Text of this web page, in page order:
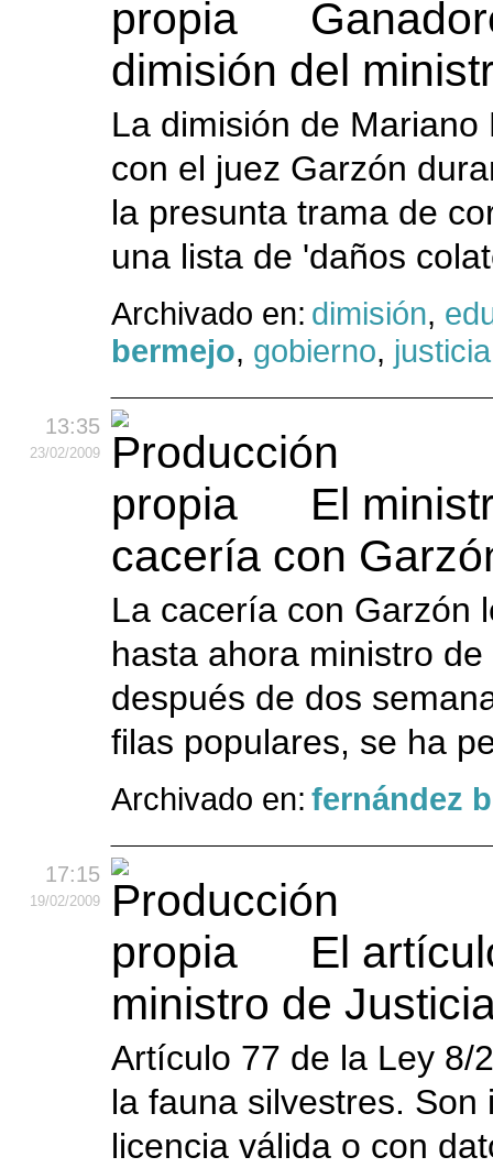
dimisión del
La dimisión de
con el juez Garzón
la presunta trama de
una lista de 'daños
Archivado en: dimisión,
bermejo, gobierno, justicia
13:35
23/02/2009
El
cacería con
La cacería con Garzón
hasta ahora ministro
después de dos
filas populares, se ha
Archivado en: fernández
17:15
19/02/2009
El
ministro de
Artículo 77 de la Ley 8/
la fauna silvestres.
licencia válida o con